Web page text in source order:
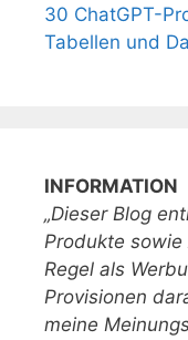
30 ChatGPT-
Tabellen und
INFORMATION
„Dieser Blog
Produkte
Regel als
Provisionen
meine